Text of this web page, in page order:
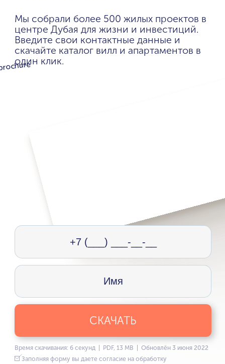
Мы собрали более 500 жилых проектов в
центре Дубая для жизни и инвестиций.
Введите свои контактные данные и
скачайте каталог вилл и апартаментов в
один клик.
СКАЧАТЬ
Время скачивания: 6 секунд | PDF, 13 MB | Обновлён 3 июня 2022
Заполняя форму вы даете согласие на обработку